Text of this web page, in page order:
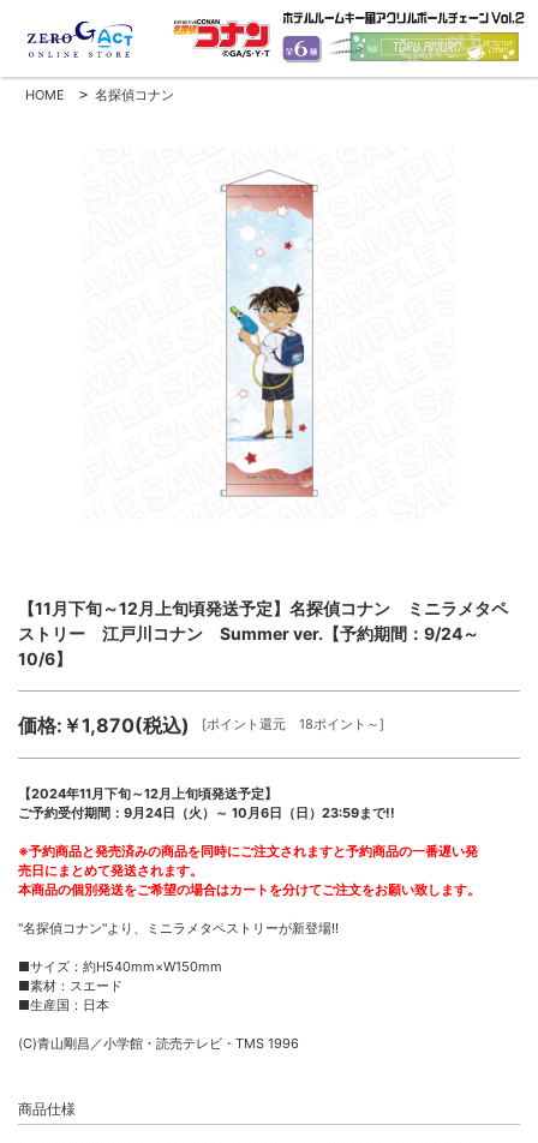
HOME > 名探偵コナン
【11月下旬～12月上旬頃発送予定】名探偵コナン ミニラメタペ
ストリー 江戸川コナン Summer ver.【予約期間：9/24～
10/6】
価格:￥1,870(税込) [ポイント還元 18ポイント～]
【2024年11月下旬～12月上旬頃発送予定】
ご予約受付期間：9月24日（火）～ 10月6日（日）23:59まで!!
※予約商品と発売済みの商品を同時にご注文されますと予約商品の一番遅い発
売日にまとめて発送されます。
本商品の個別発送をご希望の場合はカートを分けてご注文をお願い致します。
"名探偵コナン"より、ミニラメタペストリーが新登場!!
■サイズ：約H540mm×W150mm
■素材：スエード
■生産国：日本
(C)青山剛昌／小学館・読売テレビ・TMS 1996
商品仕様